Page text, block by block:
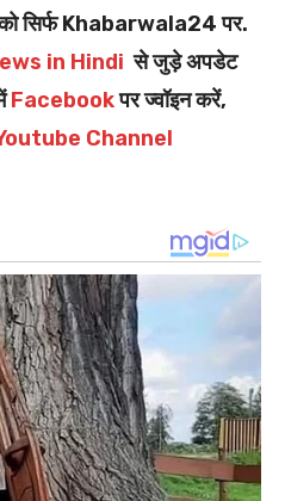
सिर्फ Khabarwala24 पर.
in Hindi से जुड़े अपडेट
Facebookपर ज्वॉइन करें,
Channel